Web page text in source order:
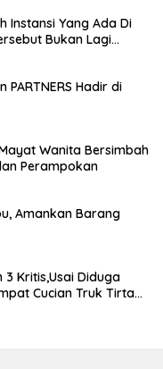
Instansi Yang Ada Di
Bukan Lagi
PARTNERS Hadir di
Wanita Bersimbah
Perampokan
Amankan Barang
Kritis,Usai Diduga
Cucian Truk Tirta